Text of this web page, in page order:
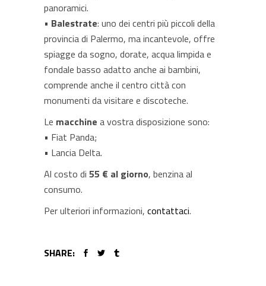
panoramici.
• Balestrate: uno dei centri più piccoli della
provincia di Palermo, ma incantevole, offre
spiagge da sogno, dorate, acqua limpida e
fondale basso adatto anche ai bambini,
comprende anche il centro città con
monumenti da visitare e discoteche.
Le macchine a vostra disposizione sono:
• Fiat Panda;
• Lancia Delta.
Al costo di 55 € al giorno, benzina al
consumo.
Per ulteriori informazioni, contattaci.
SHARE: